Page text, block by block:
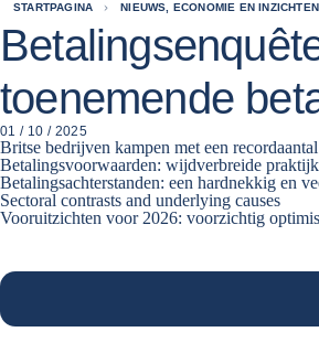
STARTPAGINA
NIEUWS, ECONOMIE EN INZICHTEN
toenemende
01 / 10 / 2025
Britse bedrijven kampen met een
Betalingsvoorwaarden: wijdverbreide
Betalingsachterstanden: een hardnekkig en
Sectoral contrasts and underlying causes
Vooruitzichten voor 2026: voorzichtig